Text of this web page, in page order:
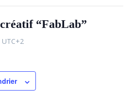
“FabLab”
UTC+2